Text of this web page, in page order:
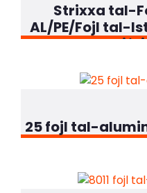
Strixxa tal-
AL/PE/Fojl tal-
25 fojl tal-